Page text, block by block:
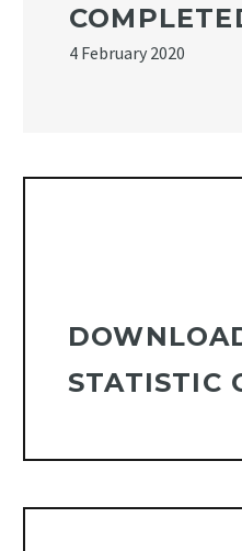
4 February 2020
STATISTIC